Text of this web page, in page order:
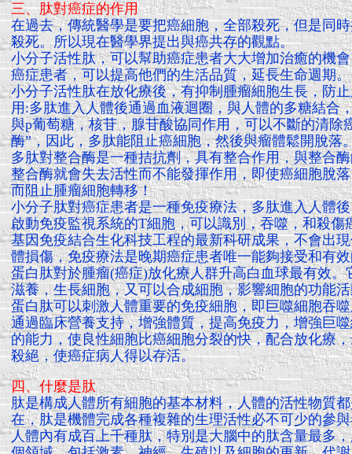
三、肽對癌症的作用
在過去，傳統醫學是要把癌細胞，全部殺死，但是同
殺死。所以現在醫學界提出與癌共存的觀點。
小分子活性肽，可以幫助癌症患者大大增加治癒的機
癌症患者，可以提高他們的生活品質，延長生命週期。
小分子活性肽在放化療後，有抑制腫瘤細胞生長，防
用:多肽進入人體後通過血液迴圈，與人體的多糖結合
與p葡萄糖，核苷，腺苷酸協同作用，可以不斷的清除
酶”，因此，多肽能阻止癌細胞，然後與瘤體鬆開脫落
多肽對整合酶是一種拮抗劑，具有整合作用，與整合
整合酶就會失去活性而不能發揮作用，即使癌細胞脫
而阻止腫瘤細胞轉移！
小分子肽對癌症患者是一種免疫療法，多肽進入人體
啟動免疫監視系統的T細胞，可以識別，吞噬，和殺傷
基因免疫結合生化科技工程的最新科研成果，不會出
體損傷，免疫療法是晚期癌症患者唯一能夠接受和有
蛋白肽對於腫瘤(癌症)放化療人群升高白血球最有效。
滋養，生長細胞，又可以合成細胞，影響細胞的功能
蛋白肽可以刺激人體重要的免疫細胞，即巨噬細胞吞
通過臨床營養支持，增強體質，提高免疫力，增強巨
的能力，使良性細胞比癌細胞分裂的快，配合放化療
殺絕，使癌症病人得以存活。
四、什麼是肽
肽是構成人體所有細胞的基本材料，人體的活性物質
在，肽是機體完成各種複雜的生理活性必不可少的參
人體內有成百上千種肽，特別是大腦中的肽含量最多